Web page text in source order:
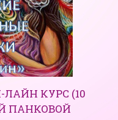
КУРС (10
ПАНКОВОЙ